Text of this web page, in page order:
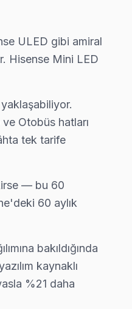
ULED gibi amiral
Hisense Mini LED
Otobüs hatları
tek tarife
— bu 60
60 aylık
bakıldığında
kaynaklı
%21 daha